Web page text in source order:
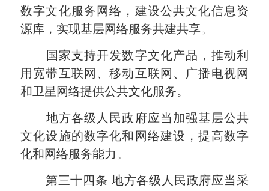
数字文化服务网络，建设公共文化信息资
源库，实现基层网络服务共建共享。
国家支持开发数字文化产品，推动利
用宽带互联网、移动互联网、广播电视网
和卫星网络提供公共文化服务。
地方各级人民政府应当加强基层公共
文化设施的数字化和网络建设，提高数字
化和网络服务能力。
第三十四条 地方各级人民政府应当采